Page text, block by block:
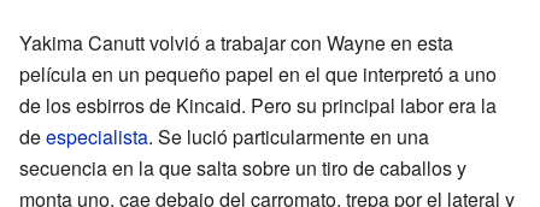
Yakima Canutt volvió a trabajar con Wayne en esta
película en un pequeño papel en el que interpretó a uno
de los esbirros de Kincaid. Pero su principal labor era la
deespecialista. Se lució particularmente en una
secuencia en la que salta sobre un tiro de caballos y
monta uno, cae debajo del carromato, trepa por el lateral y